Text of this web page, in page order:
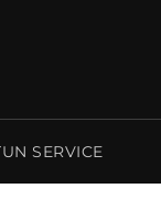
SERVICE